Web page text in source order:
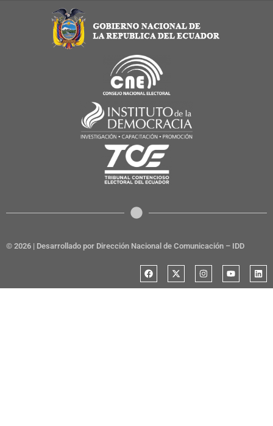
© 2026 | Desarrollado por Dirección Nacional de Comunicación – IDD